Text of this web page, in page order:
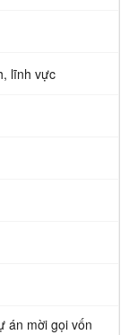
lĩnh vực
án mời gọi vốn